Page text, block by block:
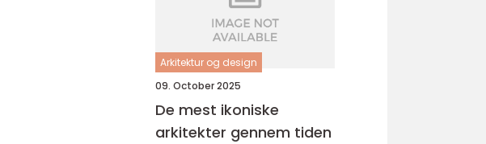
Arkitektur og design
09. October 2025
De mest ikoniske
arkitekter gennem tiden